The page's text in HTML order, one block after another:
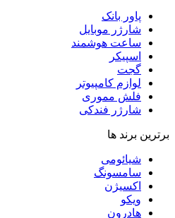
پاور بانک
شارژر موبایل
ساعت هوشمند
اسپیکر
گجت
لوازم کامپیوتر
فلش مموری
شارژر فندکی
برترین برند ها
شیائومی
سامسونگ
اکسیژن
ویکو
هادرون